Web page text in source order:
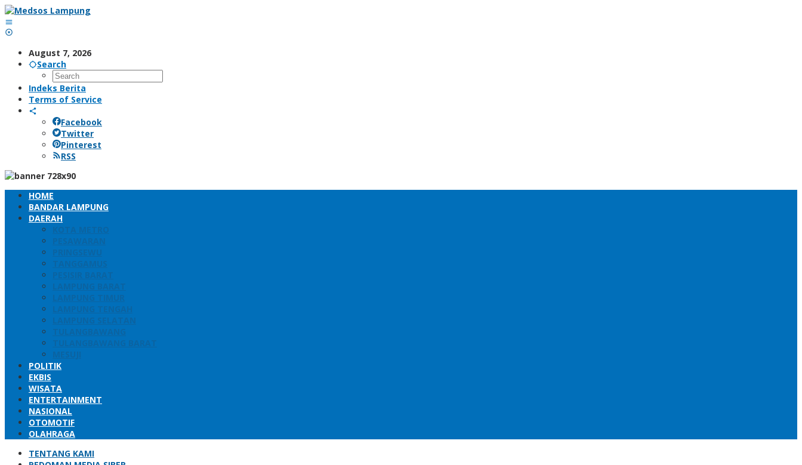
Skip
to
content
August 7, 2026
Search
Indeks Berita
Terms of Service
Facebook
Twitter
Pinterest
RSS
HOME
BANDAR LAMPUNG
DAERAH
KOTA METRO
PESAWARAN
PRINGSEWU
TANGGAMUS
PESISIR BARAT
LAMPUNG BARAT
LAMPUNG TIMUR
LAMPUNG TENGAH
LAMPUNG SELATAN
TULANGBAWANG
TULANGBAWANG BARAT
MESUJI
POLITIK
EKBIS
WISATA
ENTERTAINMENT
NASIONAL
OTOMOTIF
OLAHRAGA
TENTANG KAMI